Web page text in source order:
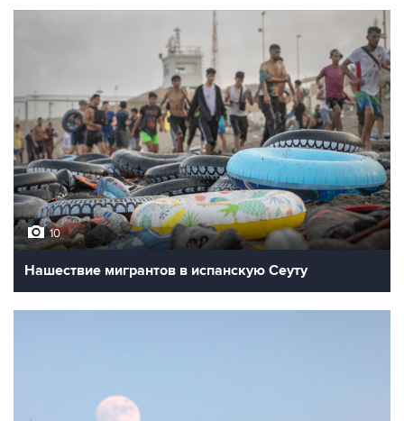
10
Нашествие мигрантов в испанскую Сеуту